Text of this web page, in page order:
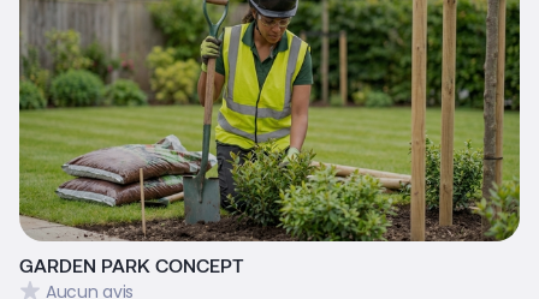
GARDEN PARK CONCEPT
Aucun avis